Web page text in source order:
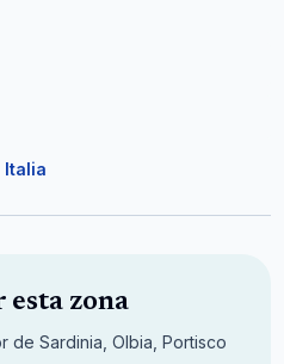
Italia
zona
de Sardinia, Olbia, Portisco